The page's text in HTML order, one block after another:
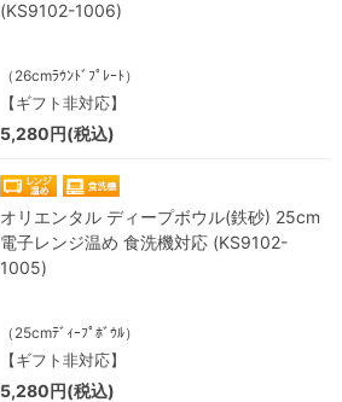
(KS9102-1006)
（26cmﾗｳﾝﾄﾞﾌﾟﾚｰﾄ）
【ギフト非対応】
5,280円(税込)
オリエンタル ディープボウル(鉄砂) 25cm
電子レンジ温め 食洗機対応 (KS9102-
1005)
（25cmﾃﾞｨｰﾌﾟﾎﾞｳﾙ）
【ギフト非対応】
5,280円(税込)